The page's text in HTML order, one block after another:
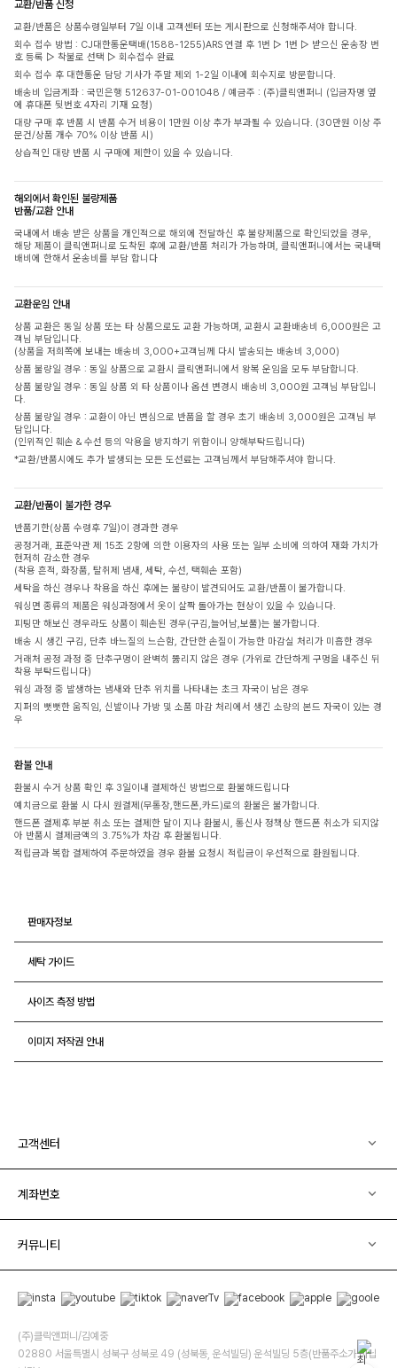
교환/반품 신청
교환/반품은 상품수령일부터 7일 이내 고객센터 또는 게시판으로 신청해주셔야 합니다.
회수 접수 방법 : CJ대한통운택배(1588-1255)ARS 연결 후 1번 ▷ 1번 ▷ 받으신 운송장 번
호 등록 ▷ 착불로 선택 ▷ 회수접수 완료
회수 접수 후 대한통운 담당 기사가 주말 제외 1-2일 이내에 회수지로 방문합니다.
배송비 입금계좌 : 국민은행 512637-01-001048 / 예금주 : (주)클릭앤퍼니 (입금자명 옆
에 휴대폰 뒷번호 4자리 기재 요청)
대량 구매 후 반품 시 반품 수거 비용이 1만원 이상 추가 부과될 수 있습니다. (30만원 이상 주
문건/상품 개수 70% 이상 반품 시)
상습적인 대량 반품 시 구매에 제한이 있을 수 있습니다.
해외에서 확인된 불량제품
반품/교환 안내
국내에서 배송 받은 상품을 개인적으로 해외에 전달하신 후 불량제품으로 확인되었을 경우,
해당 제품이 클릭앤퍼니로 도착된 후에 교환/반품 처리가 가능하며, 클릭앤퍼니에서는 국내택
배비에 한해서 운송비를 부담 합니다
교환운임 안내
상품 교환은 동일 상품 또는 타 상품으로도 교환 가능하며, 교환시 교환배송비 6,000원은 고
객님 부담입니다.
(상품을 저희쪽에 보내는 배송비 3,000+고객님께 다시 발송되는 배송비 3,000)
상품 불량일 경우 : 동일 상품으로 교환시 클릭앤퍼니에서 왕복 운임을 모두 부담합니다.
상품 불량일 경우 : 동일 상품 외 타 상품이나 옵션 변경시 배송비 3,000원 고객님 부담입니
다.
상품 불량일 경우 : 교환이 아닌 변심으로 반품을 할 경우 초기 배송비 3,000원은 고객님 부
담입니다.
(인위적인 훼손 & 수선 등의 악용을 방지하기 위함이니 양해부탁드립니다)
*교환/반품시에도 추가 발생되는 모든 도선료는 고객님께서 부담해주셔야 합니다.
교환/반품이 불가한 경우
반품기한(상품 수령후 7일)이 경과한 경우
공정거래, 표준약관 제 15조 2항에 의한 이용자의 사용 또는 일부 소비에 의하여 재화 가치가
현저히 감소한 경우
(착용 흔적, 화장품, 탈취제 냄새, 세탁, 수선, 택훼손 포함)
세탁을 하신 경우나 착용을 하신 후에는 불량이 발견되어도 교환/반품이 불가합니다.
워싱면 종류의 제품은 워싱과정에서 옷이 살짝 돌아가는 현상이 있을 수 있습니다.
피팅만 해보신 경우라도 상품이 훼손된 경우(구김,늘어남,보풀)는 불가합니다.
배송 시 생긴 구김, 단추 바느질의 느슨함, 간단한 손질이 가능한 마감실 처리가 미흡한 경우
거래처 공정 과정 중 단추구멍이 완벽히 뚫리지 않은 경우 (가위로 간단하게 구멍을 내주신 뒤
착용 부탁드립니다)
워싱 과정 중 발생하는 냄새와 단추 위치를 나타내는 초크 자국이 남은 경우
지퍼의 뻣뻣한 움직임, 신발이나 가방 및 소품 마감 처리에서 생긴 소량의 본드 자국이 있는 경
우
환불 안내
환불시 수거 상품 확인 후 3일이내 결제하신 방법으로 환불해드립니다
예치금으로 환불 시 다시 원결제(무통장,핸드폰,카드)로의 환불은 불가합니다.
핸드폰 결제후 부분 취소 또는 결제한 달이 지나 환불시, 통신사 정책상 핸드폰 취소가 되지않
아 반품시 결제금액의 3.75%가 차감 후 환불됩니다.
적립금과 복합 결제하여 주문하였을 경우 환불 요청시 적립금이 우선적으로 환원됩니다.
판매자정보
세탁 가이드
사이즈 측정 방법
이미지 저작권 안내
고객센터
계좌번호
커뮤니티
(주)클릭앤퍼니/김예중
02880 서울특별시 성북구 성북로 49 (성북동, 운석빌딩) 운석빌딩 5층(반품주소가 아닙